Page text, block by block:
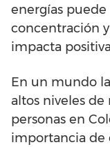
energías
concentración
impacta
En un mundo
altos niveles
personas en
importancia de